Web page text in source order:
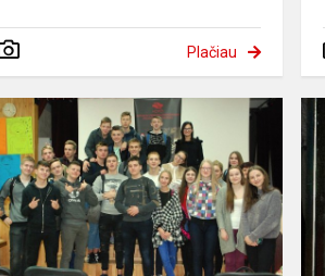
Plačiau